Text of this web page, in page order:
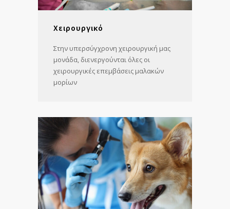
Χειρουργικό
Στην υπερσύγχρονη χειρουργική μας
μονάδα, διενεργούνται όλες οι
χειρουργικές επεμβάσεις μαλακών
μορίων